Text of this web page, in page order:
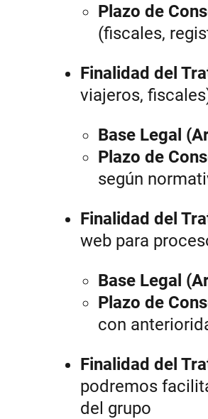
Plazo de
(fiscales,
Finalidad del
viajeros,
Base Legal
Plazo de
según
Finalidad del
web para
Base Legal
Plazo de
con
Finalidad del
podremos
del grupo